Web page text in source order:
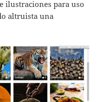
ilustraciones para uso
altruista una